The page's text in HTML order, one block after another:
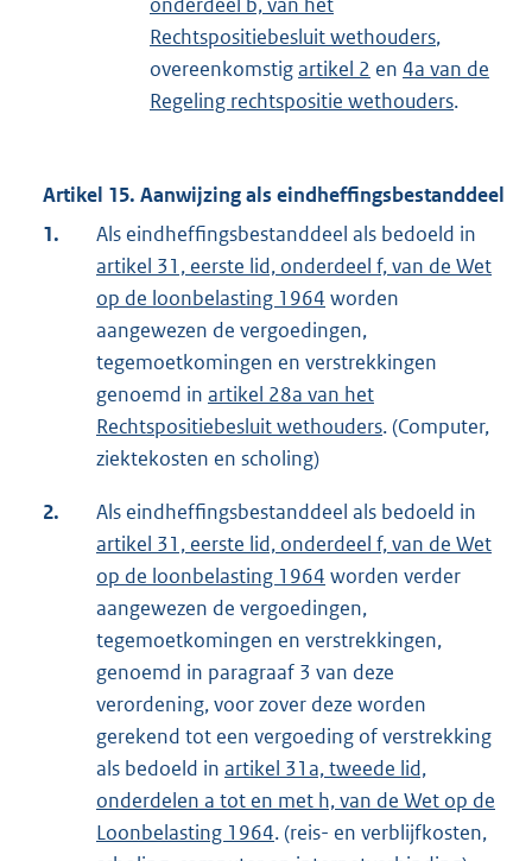
Rechtspositiebesluit wethouders,
overeenkomstigartikel 2 en 4a van de
Regeling rechtspositie wethouders.
Artikel 15. Aanwijzing als eindheffingsbestanddeel
1.
Als eindheffingsbestanddeel als bedoeld in
artikel 31, eerste lid, onderdeel f, van de Wet
op de loonbelasting 1964 worden
aangewezen de vergoedingen,
tegemoetkomingen en verstrekkingen
genoemd in artikel 28a van het
Rechtspositiebesluit wethouders. (Computer,
ziektekosten en scholing)
2.
Als eindheffingsbestanddeel als bedoeld in
artikel 31, eerste lid, onderdeel f, van de Wet
op de loonbelasting 1964 worden verder
aangewezen de vergoedingen,
tegemoetkomingen en verstrekkingen,
genoemd in paragraaf 3 van deze
verordening, voor zover deze worden
gerekend tot een vergoeding of verstrekking
als bedoeld in artikel 31a, tweede lid,
onderdelen a tot en met h, van de Wet op de
Loonbelasting 1964. (reis- en verblijfkosten,